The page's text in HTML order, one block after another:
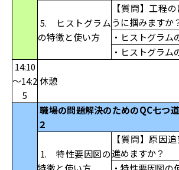
5. ヒストグラム
の特徴と使い方
【質問】工程
うに掴みますか
・ヒストグラム
・ヒストグラム
14:10
～14:2
5
休憩
職場の問題解決のためのQC七つ
２
1. 特性要因図の
【質問】原因
進めますか？